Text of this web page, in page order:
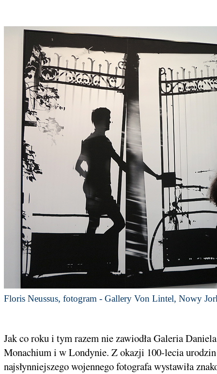
Floris Neussus, fotogram - Gallery Von Lintel, Nowy
Jak co roku i tym razem nie zawiodła Galeria
Monachium i w Londynie. Z okazji 100-lecia urodzin
najsłynniejszego wojennego fotografa wystawiła